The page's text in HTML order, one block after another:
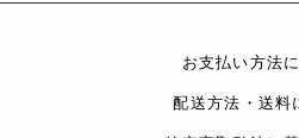
お支払い方法
配送方法・送料